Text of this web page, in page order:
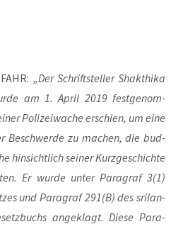
„Der Schrift­stel­ler Shakt­hi­ka
am 1. April 2019 fest­ge­nom­
Poli­zei­wa­che erschien, um eine
Beschwer­de zu machen, die bud­
hin­sicht­lich sei­ner Kurz­ge­schich­te
Er wur­de unter Para­graf 3(1)
und Para­graf 291(B) des sri­lan­
ange­klagt. Die­se Para­